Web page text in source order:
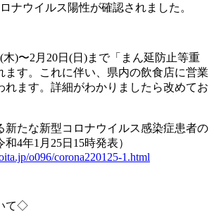
ナウイルス陽性が確認されました。
(木)〜2 月 20日 (日 )まで「まん延防止等重
ます。これに伴い、県内の飲食店に営業
れます。詳細がわかりましたら改めてお
新たな新型コロナウイルス感染症患者の
和4年1 月 25日 15時発表）
o096/corona220125-1.html
て◇